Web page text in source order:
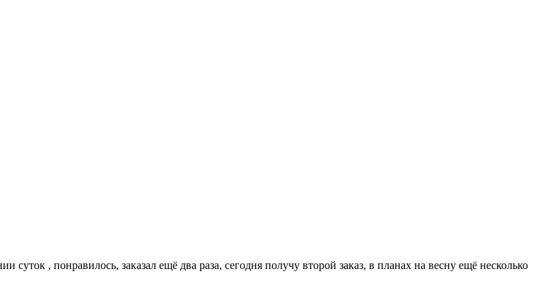
, понравилось, заказал ещё два раза, сегодня получу второй заказ, в планах на весну ещё несколько